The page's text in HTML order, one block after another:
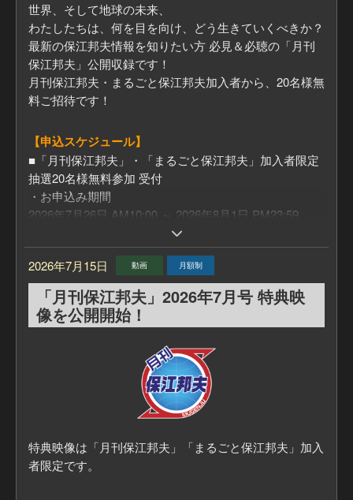
世界、そして地球の未来、
わたしたちは、何を目を向け、どう生きていくべきか？
最新の保江邦夫情報を知りたい方 必見＆必聴の「月刊
保江邦夫」公開収録です！
月刊保江邦夫・まるごと保江邦夫加入者から、20名様無
料ご招待です！
【申込スケジュール】
■「月刊保江邦夫」・「まるごと保江邦夫」加入者限定
抽選20名様無料参加 受付
・お申込み期間
2026年7月26日 AM10:00 ～ 2026年8月1日 PM23:59
お一人一口のお申込みとなります。複数のお申込みは一
口としてまとめさせていただきます。
・抽選結果発表
2026年8月2日
抽選結果はメールにてお知らせいたします。
■「月刊保江邦夫」・「まるごと保江邦夫」加入者限定
優待価格販売（先着順）
2026年8月3日 AM10:00 ～ 2026年8月15日 PM23:59
■一般販売
2026年7月15日 動画 月額制
「月刊保江邦夫」2026年7月号 特典映
像を公開開始！
特典映像は「月刊保江邦夫」「まるごと保江邦夫」加入
者限定です。